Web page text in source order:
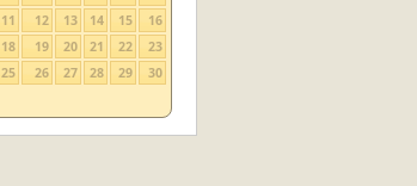
11 12 13 14 15
16
18 19 20 21 22
23
25 26 27 28 29
30